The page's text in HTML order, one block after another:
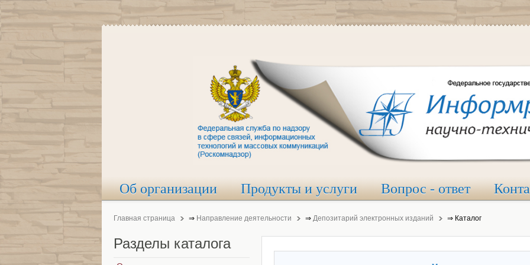
Об организации Продукты и услуги Вопрос - ответ
Главная страница ⇒ Направление деятельности ⇒ Депозитарий электронных изданий ⇒ Каталог
Разделы каталога